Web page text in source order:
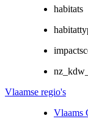
habitats
Vlaamse regio's
Vlaams